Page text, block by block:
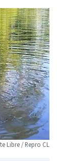
Libre / Repro CL